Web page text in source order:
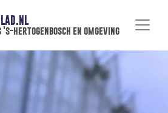
hertogenbosch en omgeving